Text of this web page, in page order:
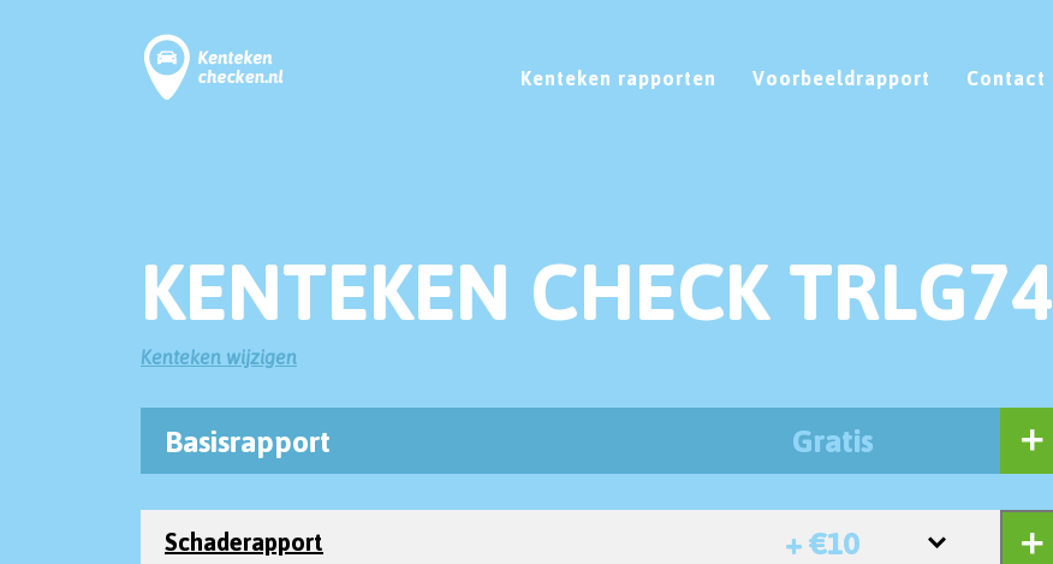
Kenteken rapporten Voorbeeldrapport Contact
KENTEKEN CHECK TRLG74
Kenteken wijzigen
Basisrapport Gratis
Schaderapport + €10